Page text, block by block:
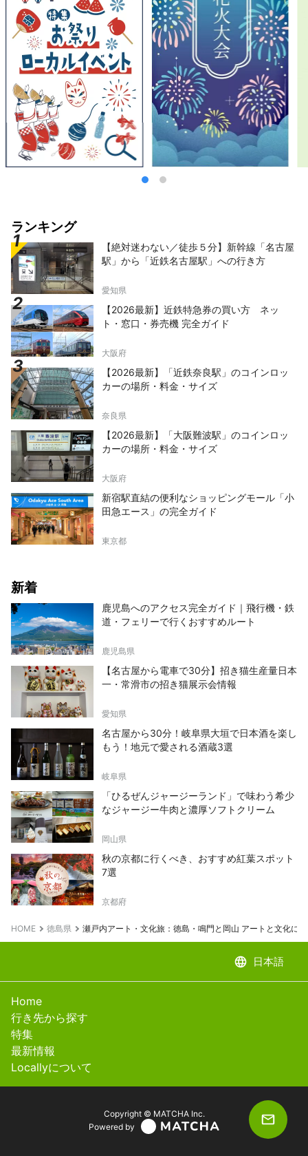
ランキング
【絶対迷わない／徒歩５分】新幹線「名古屋
駅」から「近鉄名古屋駅」への行き方
愛知県
【2026最新】近鉄特急券の買い方 ネッ
ト・窓口・券売機 完全ガイド
大阪府
【2026最新】「近鉄奈良駅」のコインロッ
カーの場所・料金・サイズ
奈良県
【2026最新】「大阪難波駅」のコインロッ
カーの場所・料金・サイズ
大阪府
新宿駅直結の便利なショッピングモール「小
田急エース」の完全ガイド
東京都
新着
鹿児島へのアクセス完全ガイド｜飛行機・鉄
道・フェリーで行くおすすめルート
鹿児島県
【名古屋から電車で30分】招き猫生産量日本
一・常滑市の招き猫展示会情報
愛知県
名古屋から30分！岐阜県大垣で日本酒を楽し
もう！地元で愛される酒蔵3選
岐阜県
「ひるぜんジャージーランド」で味わう希少
なジャージー牛肉と濃厚ソフトクリーム
岡山県
秋の京都に行くべき、おすすめ紅葉スポット
7選
京都府
HOME 徳島県 瀬戸内アート・文化旅：徳島・鳴門と岡山 アートと文化に
language 日本語
Home
行き先から探す
特集
最新情報
Locallyについて
Copyright © MATCHA Inc.
Powered by